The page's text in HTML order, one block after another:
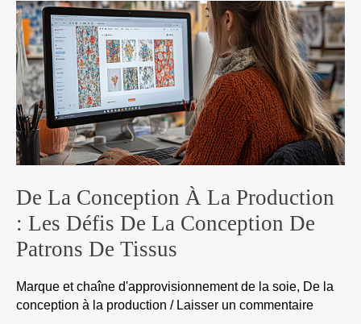
De La Conception À La Production
: Les Défis De La Conception De
Patrons De Tissus
Marque et chaîne d'approvisionnement de la soie, De la
conception à la production / Laisser un commentaire
De
la
conception
à
la
production
:
Les
défis
la
conception
de
patrons
de
tissus